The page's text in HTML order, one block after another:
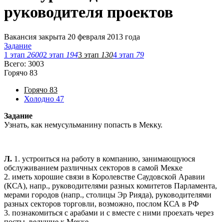
руководителя проектов
Вакансия закрыта 20 февраля 2013 года
Задание
1 этап 26002 этап 1943 этап 1304 этап 79
Всего: 3003
Горячо 83
Горячо 83
Холодно 47
Задание
Узнать, как немусульманину попасть в Мекку.
Л. 1. устроиться на работу в компанию, занимающуюся
обслуживанием различных секторов в самой Мекке
2. иметь хорошие связи в Королевстве Саудовской Аравии
(КСА), напр., руководителями разных комитетов Парламента,
мерами городов (напр., столицы Эр Рияда), руководителями
разных секторов торговли, возможно, послом КСА в РФ
3. познакомиться с арабами и с вместе с ними проехать через